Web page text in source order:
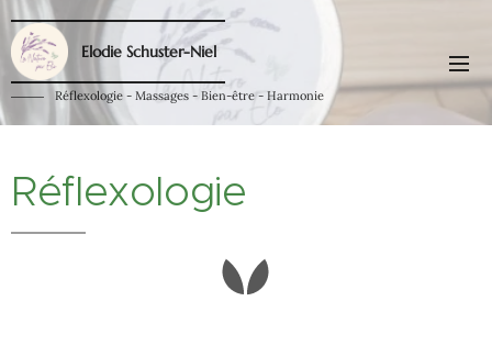
Elodie Schuster-Niel
Réflexologie - Massages - Bien-être - Harmonie
Réflexologie